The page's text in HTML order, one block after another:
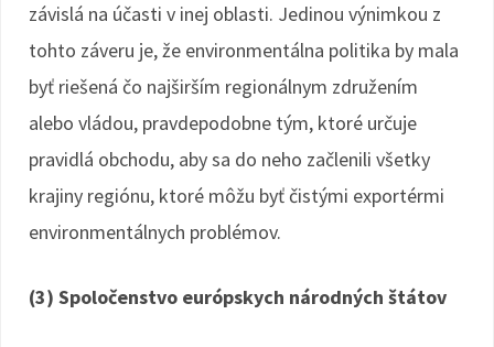
závislá na účasti v inej oblasti. Jedinou výnimkou z
tohto záveru je, že environmentálna politika by mala
byť riešená čo najširším regionálnym združením
alebo vládou, pravdepodobne tým, ktoré určuje
pravidlá obchodu, aby sa do neho začlenili všetky
krajiny regiónu, ktoré môžu byť čistými exportérmi
environmentálnych problémov.
(3) Spoločenstvo európskych národných štátov